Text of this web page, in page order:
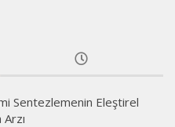
Sentezlemenin Eleştirel